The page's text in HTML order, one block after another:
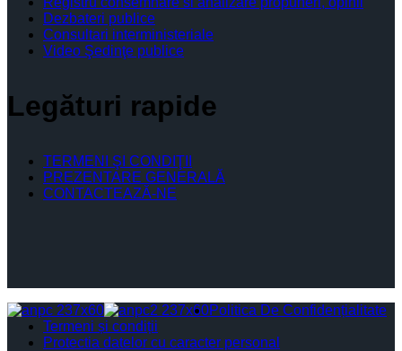
Dezbateri publice
Consultari interministeriale
Video Şedinţe publice
Legături rapide
TERMENI ŞI CONDIŢII
PREZENTARE GENERALĂ
CONTACTEAZĂ-NE
Politica De Confidențialitate
Termeni și condiții
Protectia datelor cu caracter personal